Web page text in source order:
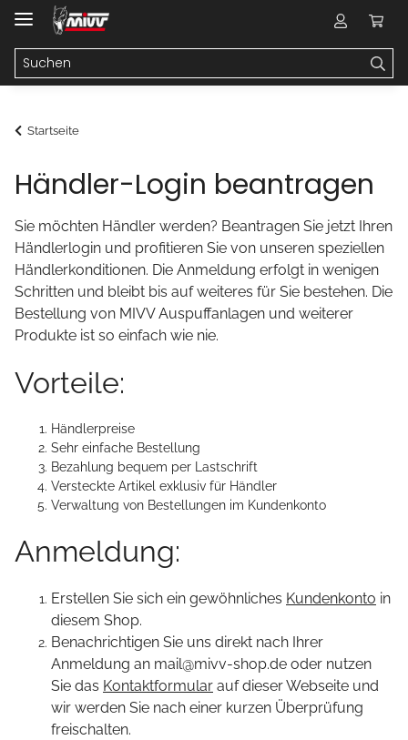
Startseite
Händler-Login beantragen
Sie möchten Händler werden? Beantragen Sie jetzt Ihren
Händlerlogin und profitieren Sie von unseren speziellen
Händlerkonditionen. Die Anmeldung erfolgt in wenigen
Schritten und bleibt bis auf weiteres für Sie bestehen. Die
Bestellung von MIVV Auspuffanlagen und weiterer
Produkte ist so einfach wie nie.
Vorteile:
Händlerpreise
Sehr einfache Bestellung
Bezahlung bequem per Lastschrift
Versteckte Artikel exklusiv für Händler
Verwaltung von Bestellungen im Kundenkonto
Anmeldung:
Erstellen Sie sich ein gewöhnliches Kundenkonto in
diesem Shop.
Benachrichtigen Sie uns direkt nach Ihrer
Anmeldung an mail@mivv-shop.de oder nutzen
Sie das Kontaktformular auf dieser Webseite und
wir werden Sie nach einer kurzen Überprüfung
freischalten.